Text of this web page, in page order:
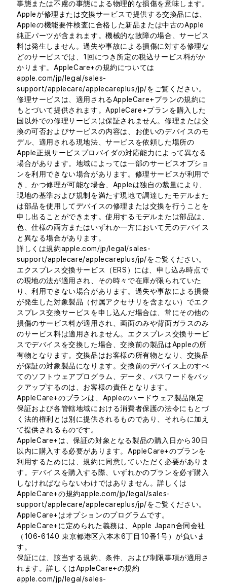
事態または不慮の事態による物理的な損傷を意味します。
Appleが修理または交換サービスで提供する交換品には、
Appleの機能要件検査に合格した新品または中古のApple
純正パーツが含まれます。機械的な故障の場合、サービス
料は発生しません。過失や事故による損傷に対する修理な
どのサービスでは、1回につき所定の税込サービス料がか
かります。AppleCare+の規約については
apple.com/jp/legal/sales-
support/applecare/applecareplus/jp/をご覧ください。
修理サービスは、適用されるAppleCare+プランの規約に
もとづいて提供されます。AppleCare+プランを購入した
国以外での修理サービスは保証されません。修理または交
換の可否およびサービスの内容は、お使いのデバイスのモ
デル、適用される現地法、サービスを依頼した場所の
Apple正規サービスプロバイダの対応能力によって異なる
場合があります。地域によっては一部のサービスオプショ
ンを利用できない場合があります。修理サービスが利用で
き、かつ修理が可能な場合、Appleは独自の裁量により、
現地の基準および規制を満たす現地で調達したモデルまた
は部品を使用してデバイスの修理または交換を行うことを
申し出ることができます。使用するモデルまたは部品は、
色、仕様の両方またはいずれか一方において元のデバイス
と異なる場合があります。
詳しくは規約apple.com/jp/legal/sales-
support/applecare/applecareplus/jp/をご覧ください。
エクスプレス交換サービス（ERS）には、申し込み時点で
の現地の法が適用され、その時々で在庫が限られていた
り、利用できない場合があります。過失や事故による損傷
が発生した対象製品（付属アクセサリを含まない）でエク
スプレス交換サービスを申し込んだ場合は、常にその他の
損傷のサービス料が適用され、画面のみや背面ガラスのみ
のサービス料は適用されません。エクスプレス交換サービ
スでデバイスを交換した場合、交換前の製品はAppleの所
有物となります。交換品はお客様の所有物となり、交換品
が保証の対象製品になります。交換前のデバイス上のすべ
てのソフトウェアプログラム、データ、パスワードをバッ
クアップするのは、お客様の責任となります。
AppleCare+のプランは、Appleのハードウェア製品限定
保証および各管轄地域における消費者保護の法令にもとづ
く法的権利とは別に提供されるものであり、それらに加え
て提供されるものです。
AppleCare+は、保証の対象となる製品の購入日から30日
以内に購入する必要があります。AppleCare+のプランを
利用するためには、規約に同意していただく必要がありま
す。デバイスを購入する際、いずれかのプランを必ず購入
しなければならないわけではありません。詳しくは
AppleCare+の規約apple.com/jp/legal/sales-
support/applecare/applecareplus/jp/をご覧ください。
AppleCare+はオプションのプログラムです。
AppleCare+に定められた義務は、Apple Japan合同会社
（106-6140 東京都港区六本木6丁目10番1号）が負いま
す。
保証には、該当する規約、条件、および制限事項が適用さ
れます。詳しくはAppleCare+の規約
apple.com/jp/legal/sales-